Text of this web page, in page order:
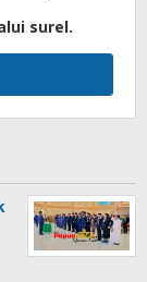
surel.